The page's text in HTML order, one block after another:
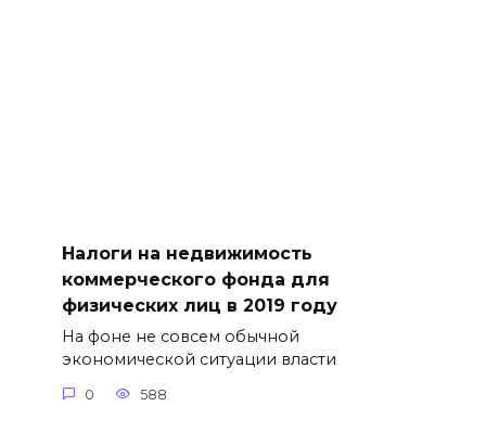
Налоги на недвижимость
коммерческого фонда для
физических лиц в 2019 году
На фоне не совсем обычной
экономической ситуации власти
0 588